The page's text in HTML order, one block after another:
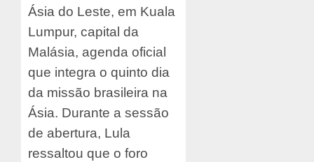
Ásia do Leste, em Kuala
Lumpur, capital da
Malásia, agenda oficial
que integra o quinto dia
da missão brasileira na
Ásia. Durante a sessão
de abertura, Lula
ressaltou que o foro